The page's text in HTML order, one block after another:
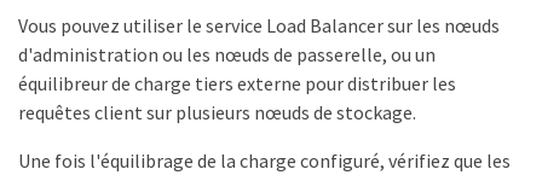
Vous pouvez utiliser le service Load Balancer sur les nœuds
d'administration ou les nœuds de passerelle, ou un
équilibreur de charge tiers externe pour distribuer les
requêtes client sur plusieurs nœuds de stockage.
Une fois l'équilibrage de la charge configuré, vérifiez que les